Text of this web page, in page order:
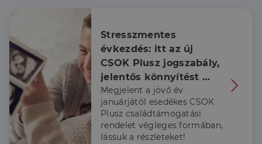
Stresszmentes
évkezdés: itt az új
CSOK Plusz jogszabály,
jelentős könnyítést
kapnak a már babát
váró családok is
Megjelent a jövő év
januárjától esedékes CSOK
Plusz családtámogatási
rendelet végleges formában,
lássuk a részleteket!
Az elengedhetetlenül szükséges sütik lehetővé teszik
a webhely alapvető funkcióit, például a felhasználói
bejelentkezést és a fiókkezelést. A weboldal nem
használható megfelelően az elengedhetetlenül
szükséges sütik nélkül.
Név
Szolgáltató /
Lejárat
li_gc
LinkedIn
Corporation
.linkedin.com
5
hónap
4 hét
A cookie-k nem
felhasználásához